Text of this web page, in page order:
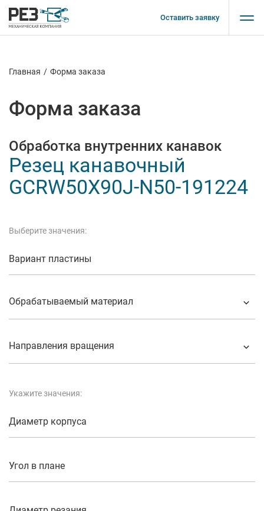
Оставить заявку
Главная / Форма заказа
Форма заказа
Обработка внутренних канавок
Резец канавочный
GCRW50X90J-N50-191224
Выберите значения:
Вариант пластины
Обрабатываемый материал
Направления вращения
Укажите значения:
Диаметр корпуса
Угол в плане